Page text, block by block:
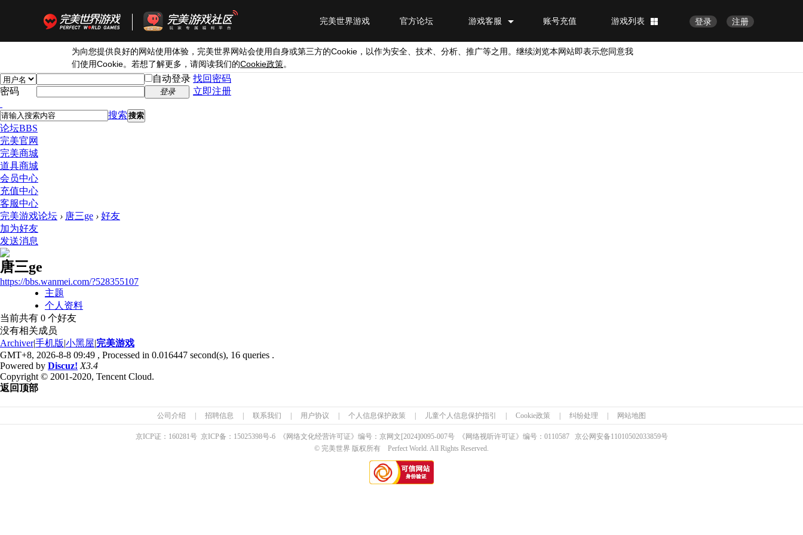
注册
登录
游戏列表
账号充值
游戏客服
官方论坛
完美世界游戏
为向您提供良好的网站使用体验，完美世界网站会使用自身或第三方的Cookie ，以作为安全、技术、分析、推广等之用。继续浏览本网站即表示您同意我
们使用Cookie。若想了解更多，请阅读我们的Cookie政策。
自动登录 找回密码
密码
登录 立即注册
搜索 搜索
论坛BBS
完美官网
完美商城
道具商城
会员中心
充值中心
客服中心
完美游戏论坛 › 唐三ge › 好友
加为好友
发送消息
唐三ge
https://bbs.wanmei.com/?528355107
主题
个人资料
当前共有 0 个好友
没有相关成员
Archiver|手机版|小黑屋|完美游戏
GMT+8, 2026-8-8 09:49 , Processed in 0.016447 second(s), 16 queries .
Powered by Discuz! X3.4
Copyright © 2001-2020, Tencent Cloud.
返回顶部
公司介绍 招聘信息 联系我们 用户协议 个人信息保护政策 儿童个人信息保护指引 Cookie政策 纠纷处理 网站地图
京ICP证： 160281号 京ICP备： 15025398号-6 《网络文化经营许可证》编号：京网文 [2024]0095-007号 《网络视听许可证》编号：0110587京公网安备11010502033859号
© 完美世界 版权所有 Perfect World. All Rights Reserved.